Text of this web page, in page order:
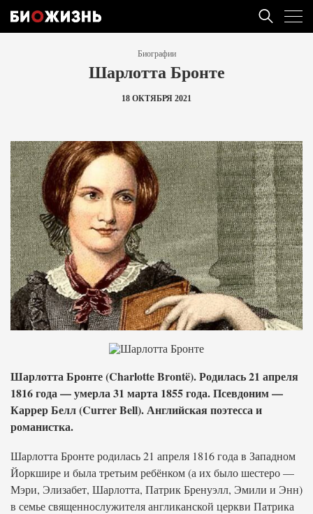
Биографии
Шарлотта Бронте
18 ОКТЯБРЯ 2021
Шарлотта Бронте (Charlotte Brontë). Родилась 21 апреля
1816 года — умерла 31 марта 1855 года. Псевдоним —
Каррер Белл (Currer Bell). Английская поэтесса и
романистка.
Шарлотта Бронте родилась 21 апреля 1816 года в Западном
Йоркшире и была третьим ребёнком (а их было шестеро —
Мэри, Элизабет, Шарлотта, Патрик Бренуэлл, Эмили и Энн)
в семье священнослужителя англиканской церкви Патрика